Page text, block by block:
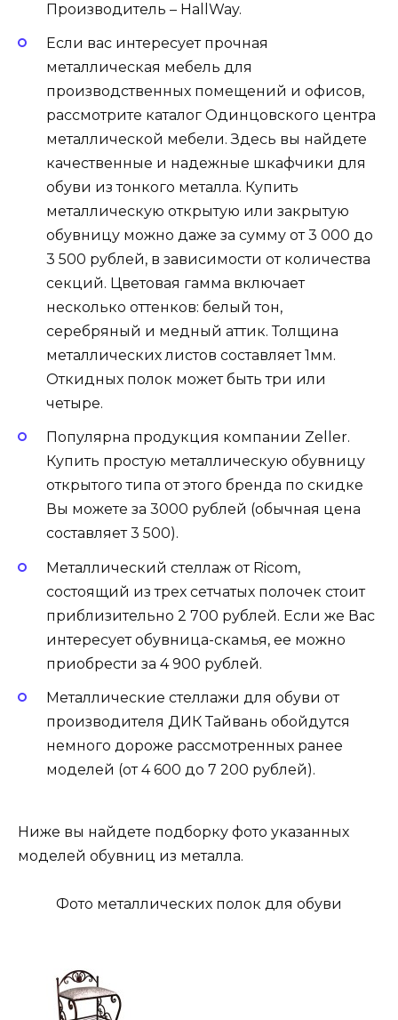
Производитель – HallWay.
Если вас интересует прочная
металлическая мебель для
производственных помещений и офисов,
рассмотрите каталог Одинцовского центра
металлической мебели. Здесь вы найдете
качественные и надежные шкафчики для
обуви из тонкого металла. Купить
металлическую открытую или закрытую
обувницу можно даже за сумму от 3 000 до
3 500 рублей, в зависимости от количества
секций. Цветовая гамма включает
несколько оттенков: белый тон,
серебряный и медный аттик. Толщина
металлических листов составляет 1мм.
Откидных полок может быть три или
четыре.
Популярна продукция компании Zeller.
Купить простую металлическую обувницу
открытого типа от этого бренда по скидке
Вы можете за 3000 рублей (обычная цена
составляет 3 500).
Металлический стеллаж от Ricom,
состоящий из трех сетчатых полочек стоит
приблизительно 2 700 рублей. Если же Вас
интересует обувница-скамья, ее можно
приобрести за 4 900 рублей.
Металлические стеллажи для обуви от
производителя ДИК Тайвань обойдутся
немного дороже рассмотренных ранее
моделей (от 4 600 до 7 200 рублей).
Ниже вы найдете подборку фото указанных
моделей обувниц из металла.
Фото металлических полок для обуви